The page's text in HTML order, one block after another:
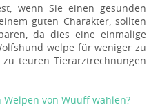
wenn Sie einen gesunden
guten Charakter, sollten
da dies eine einmalige
welpe für weniger zu
teuren Tierarztrechnungen
von Wuuff wählen?